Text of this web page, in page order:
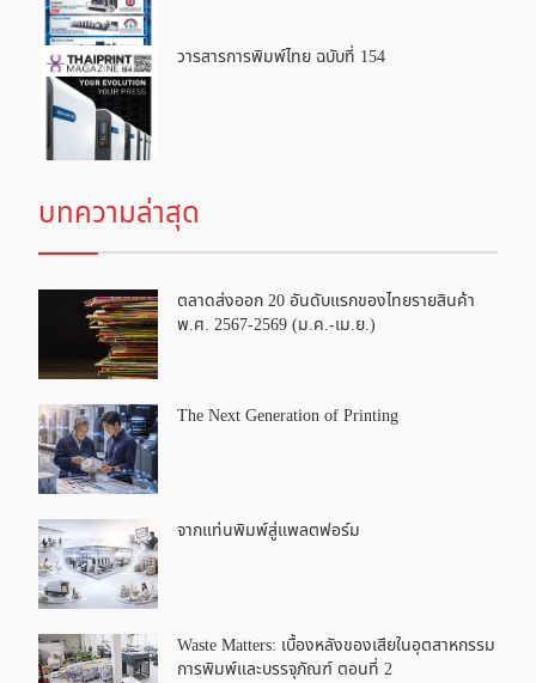
วารสารการพิมพ์ไทย ฉบับที่ 154
บทความล่าสุด
ตลาดส่งออก 20 อันดับแรกของไทยรายสินค้า
พ.ศ. 2567-2569 (ม.ค.-เม.ย.)
The Next Generation of Printing
จากแท่นพิมพ์สู่แพลตฟอร์ม
Waste Matters: เบื้องหลังของเสียในอุตสาหกรรม
การพิมพ์และบรรจุภัณฑ์ ตอนที่ 2